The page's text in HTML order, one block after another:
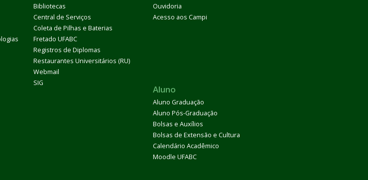
Bibliotecas
Central de Serviços
Coleta de Pilhas e Baterias
Fretado UFABC
Registros de Diplomas
Restaurantes Universitários (RU)
Webmail
SIG
Ouvidoria
Acesso aos Campi
Aluno
Aluno Graduação
Aluno Pós-Graduação
Bolsas e Auxílios
Bolsas de Extensão e Cultura
Calendário Acadêmico
Moodle UFABC